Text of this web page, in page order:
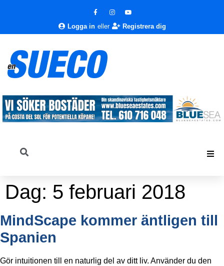
Logga in eller Registrera dig
Dag: 5 februari 2018
MindScape kommer äntligen till
Spanien
Gör intuitionen till en naturlig del av ditt liv. Använder du den